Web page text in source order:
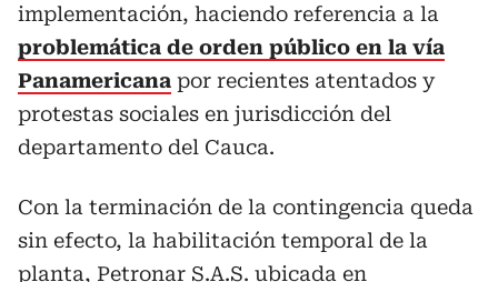
implementación, haciendo referencia a la
problemática de orden público en la vía
Panamericana por recientes atentados y
protestas sociales en jurisdicción del
departamento del Cauca.
Con la terminación de la contingencia queda
sin efecto, la habilitación temporal de la
planta, Petronar S.A.S. ubicada en